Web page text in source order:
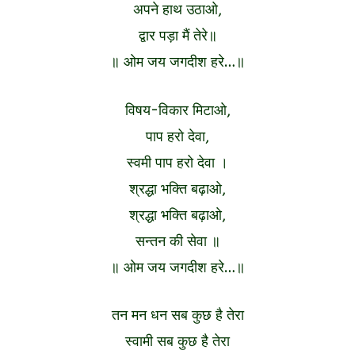
अपने हाथ उठाओ,
द्वार पड़ा मैं तेरे॥
॥ ओम जय जगदीश हरे…॥
विषय-विकार मिटाओ,
पाप हरो देवा,
स्वमी पाप हरो देवा ।
श्रद्धा भक्ति बढ़ाओ,
श्रद्धा भक्ति बढ़ाओ,
सन्तन की सेवा ॥
॥ ओम जय जगदीश हरे…॥
तन मन धन सब कुछ है तेरा
स्वामी सब कुछ है तेरा